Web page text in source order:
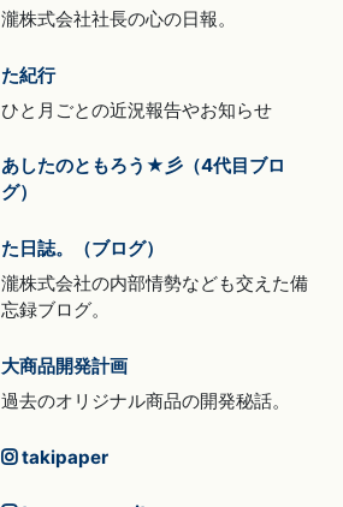
瀧株式会社社長の心の日報。
た紀行
ひと月ごとの近況報告やお知らせ
あしたのともろう★彡（4代目ブロ
グ）
た日誌。（ブログ）
瀧株式会社の内部情勢なども交えた備
忘録ブログ。
大商品開発計画
過去のオリジナル商品の開発秘話。
takipaper